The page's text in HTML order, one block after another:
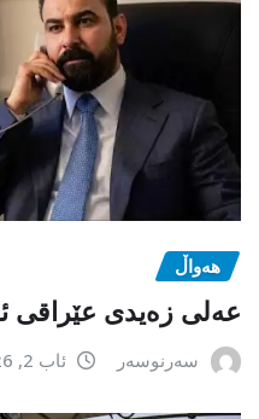
هەواڵ
عەلی زەیدی عێراقی
سەرنوسەر ئاب 2, 2026